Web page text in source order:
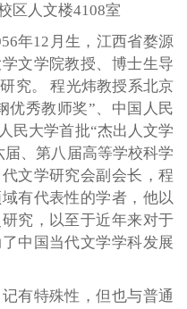
区人文楼4108室
年12月生，江西省婺源
文学院教授、博士生导
究。 程光炜教授系北京
优秀教师奖”、中国人民
民大学首批“杰出人文学
届、第八届高等学校科学
文学研究会副会长，程
有代表性的学者，他以
究，以至于近年来对于
中国当代文学学科发展
有特殊性，但也与普通